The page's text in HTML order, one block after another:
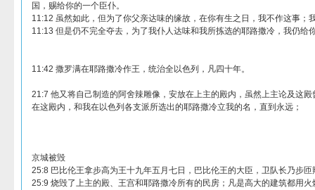
国，赐给你的一个臣仆。
11:12 虽然如此，但为了你父亲达味的缘故，在你有生之日，我不作这事；
11:13 但是仍不完全夺去，为了我仆人达味和我所拣选的耶路撒冷，我仍给
11:42 撒罗满在耶路撒冷作王，统治全以色列，凡四十年。
21:7 他又将自己制造的阿舍辣雕像，安放在上主的殿内，虽然上主论及这
在这殿内，和我在以色列各支派所选出的耶路撒冷立我的名，直到永远；
京城被毁
25:8 巴比伦王拿步高为王十九年五月七日，巴比伦王的大臣，卫队长乃步
25:9 烧毁了上主的殿、王宫和耶路撒冷所有的民房；凡是高大的建筑都用火